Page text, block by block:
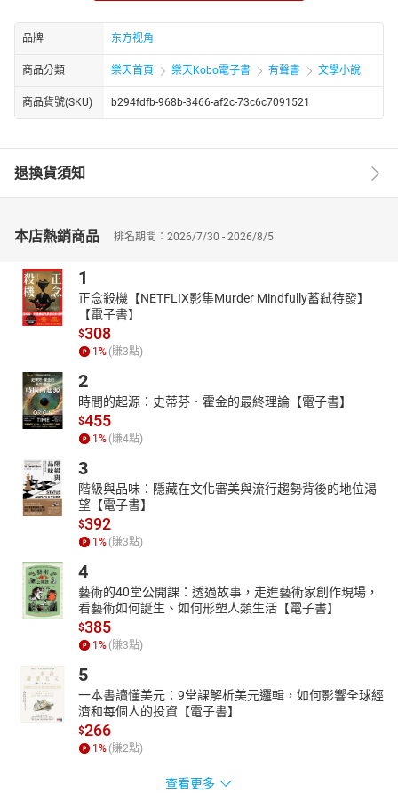
查尔斯·狄更斯（Charles Dickens）（1812年－1870年），19世纪
英国小说家，出生于海军小职员家庭，10岁时全家被迫迁入负债者
监狱，11岁就承担起繁重的家务劳动。曾在黑皮鞋油作坊当童工，
15岁时在律师事务所当学徒，后来当上了民事诉讼法庭的审案记录
员，接着又担任报社派驻议会的记者。他只上过几年学，全靠刻苦
天赋创作出一大批经典著作。他又是一位幽默大师，常常用妙趣横
生的语言在浪漫和现实中讲述人间真相，狄更斯是19世纪英国现实
主义文学的主要代表。艺术上以妙趣横生的幽默、细致入微的心理
品牌 东方视角
商品分類 樂天首頁 樂天Kobo電子書 有聲書 文學小說
商品貨號(SKU) b294fdfb-968b-3466-af2c-73c6c7091521
退換貨須知
本店熱銷商品 排名期間：2026/7/30 - 2026/8/5
1
正念殺機【NETFLIX影集Murder Mindfully蓄弒待發】
【電子書】
$308
1 % (賺3點)
2
時間的起源：史蒂芬．霍金的最終理論【電子書】
$455
1 % (賺4點)
3
階級與品味：隱藏在文化審美與流行趨勢背後的地位渴
望【電子書】
$392
1 % (賺3點)
4
藝術的40堂公開課：透過故事，走進藝術家創作現場，
看藝術如何誕生、如何形塑人類生活【電子書】
$385
1 % (賺3點)
5
一本書讀懂美元：9堂課解析美元邏輯，如何影響全球經
濟和每個人的投資【電子書】
$266
1 % (賺2點)
查看更多